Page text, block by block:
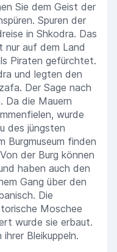
Sie dem Geist der
Spuren der
in Shkodra. Das
nur auf dem Land
Piraten gefürchtet.
und legten den
Der Sage nach
Da die Mauern
wurde
des jüngsten
Burgmuseum finden
der Burg können
haben auch den
Gang über den
Die
Moschee
wurde sie erbaut.
Bleikuppeln.